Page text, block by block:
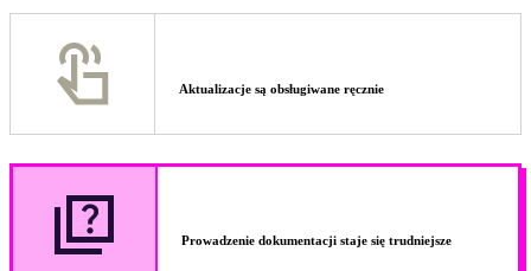
Aktualizacje są obsługiwane ręcznie
Prowadzenie dokumentacji staje się trudniejsze